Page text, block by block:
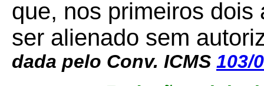
que, nos primeiros
ser alienado sem
dada pelo Conv. ICMS 103/